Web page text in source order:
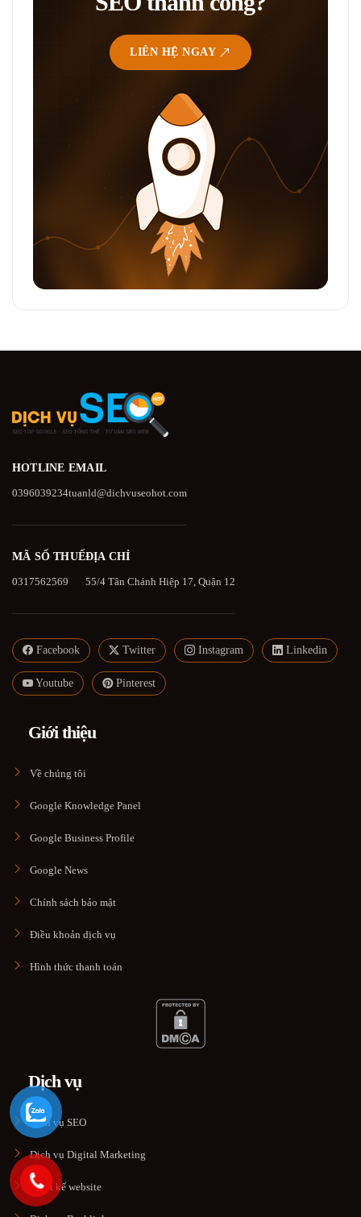
LIÊN HỆ NGAY
HOTLINE
0396039234
EMAIL
tuanld@dichvuseohot.com
MÃ SỐ THUẾ
0317562569
ĐỊA CHỈ
55/4 Tân Chánh Hiệp 17, Quận 12
Facebook Twitter Instagram Linkedin
Youtube Pinterest
Giới thiệu
Về chúng tôi
Google Knowledge Panel
Google Business Profile
Google News
Chính sách bảo mật
Điều khoản dịch vụ
Hình thức thanh toán
Dịch vụ
Dịch vụ SEO
Dịch vụ Digital Marketing
Thiết kế website